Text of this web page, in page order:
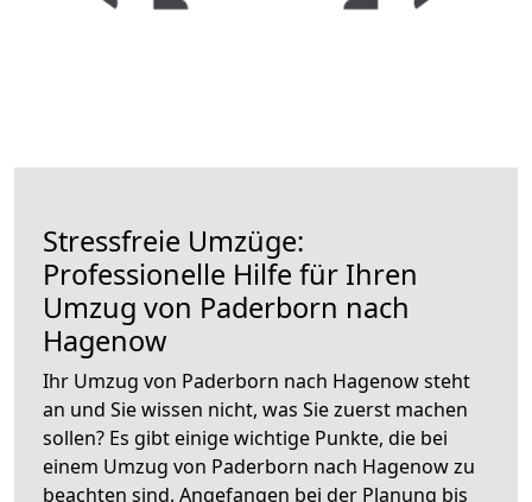
Stressfreie Umzüge:
Professionelle Hilfe für Ihren
Umzug von Paderborn nach
Hagenow
Ihr Umzug von Paderborn nach Hagenow steht
an und Sie wissen nicht, was Sie zuerst machen
sollen? Es gibt einige wichtige Punkte, die bei
einem Umzug von Paderborn nach Hagenow zu
beachten sind. Angefangen bei der Planung bis